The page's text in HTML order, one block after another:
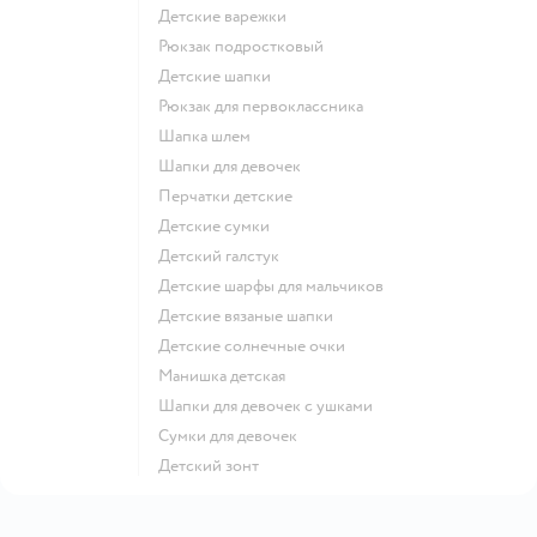
Детские варежки
Рюкзак подростковый
Детские шапки
Рюкзак для первоклассника
Шапка шлем
Шапки для девочек
Перчатки детские
Детские сумки
Детский галстук
Детские шарфы для мальчиков
Детские вязаные шапки
Детские солнечные очки
Манишка детская
Шапки для девочек с ушками
Сумки для девочек
Детский зонт